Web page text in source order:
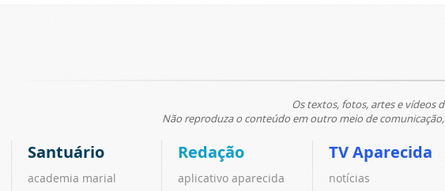
Os textos, fotos, artes e vídeos
Não reproduza o conteúdo em outro meio de
Santuário
academia marial
Redação
aplicativo aparecida
TV Aparecida
notícias